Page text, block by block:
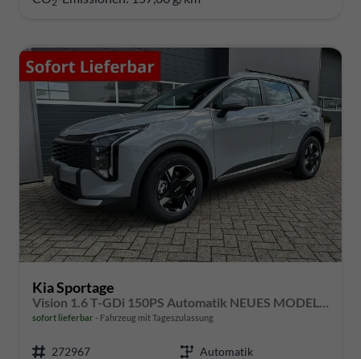
Kia Sportage
Vision 1.6 T-GDi 150PS Automatik NEUES MODELL MY26 FACELIFT Sitzheizung Lenkradheizung Klimaautomatik Navi Bluetooth Touchscreen Apple CarPlay Android Auto PDC v+h 17"LM Rückf.Kamera ACC 2x Keyless
sofort lieferbar Fahrzeug mit Tageszulassung
272967
Automatik